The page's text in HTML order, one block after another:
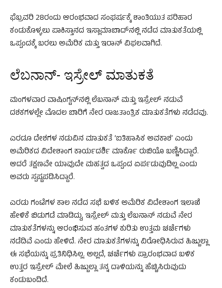
ಫೆಬ್ರವರಿ 28ರಂದು ಆರಂಭವಾದ ಸಂಘರ್ಷಕ್ಕೆ ಶಾಂತಿಯುತ ಪರಿಹಾರ
ಕಂಡುಕೊಳ್ಳಲು ಪಾಕಿಸ್ತಾನದ ಇಸ್ಲಾಮಾಬಾದ್‌ನಲ್ಲಿ ನಡೆದ ಮಾತುಕತೆಯಲ್ಲಿ
ಒಪ್ಪಂದಕ್ಕೆ ಬರಲು ಅಮೆರಿಕ ಮತ್ತು ಇರಾನ್ ವಿಫಲವಾಗಿದೆ.
ಲೆಬನಾನ್- ಇಸ್ರೇಲ್ ಮಾತುಕತೆ
ಮಂಗಳವಾರ ವಾಷಿಂಗ್ಟನ್‌ನಲ್ಲಿ ಲೆಬನಾನ್ ಮತ್ತು ಇಸ್ರೇಲ್ ನಡುವೆ
ದಶಕಗಳಲ್ಲೇ ಮೊದಲ ಬಾರಿಗೆ ನೇರ ರಾಜತಾಂತ್ರಿಕ ಮಾತುಕತೆಗಳು ನಡೆದವು.
ಎರಡೂ ದೇಶಗಳ ನಡುವಿನ ಮಾತುಕತೆ ‘ಐತಿಹಾಸಿಕ ಅವಕಾಶ’ ಎಂದು
ಅಮೆರಿಕದ ವಿದೇಶಾಂಗ ಕಾರ್ಯದರ್ಶಿ ಮಾರ್ಕೊ ರುಬಿಯೊ ಬಣ್ಣಿಸಿದ್ದಾರೆ.
ಆದರೆ ತಕ್ಷಣವೇ ಯಾವುದೇ ಮಹತ್ವದ ಒಪ್ಪಂದ ಏರ್ಪಡುವುದಿಲ್ಲ ಎಂದು
ಅವರು ಸ್ಪಷ್ಟಪಡಿಸಿದ್ದಾರೆ.
ಎರಡು ಗಂಟೆಗಳ ಕಾಲ ನಡೆದ ಸಭೆ ಬಳಿಕ ಅಮೆರಿಕ ವಿದೇಶಾಂಗ ಇಲಾಖೆ
ಹೇಳಿಕೆ ಬಿಡುಗಡೆ ಮಾಡಿದ್ದು, ಇಸ್ರೇಲ್ ಮತ್ತು ಲೆಬನಾನ್ ನಡುವೆ ನೇರ
ಮಾತುಕತೆಗಳನ್ನು ಆರಂಭಿಸುವ ಹಂತಗಳ ಕುರಿತು ಉತ್ತಮ ಚರ್ಚೆಗಳು
ನಡೆದಿವೆ ಎಂದು ಹೇಳಿದೆ. ನೇರ ಮಾತುಕತೆಗಳನ್ನು ವಿರೋಧಿಸಿರುವ ಹಿಜ್ಬುಲ್ಲಾ
ಈ ಸಭೆಯನ್ನು ಪ್ರತಿನಿಧಿಸಿಲ್ಲ. ಅಲ್ಲದೆ, ಚರ್ಚೆಗಳು ಪ್ರಾರಂಭವಾದ ಬಳಿಕ
ಉತ್ತರ ಇಸ್ರೇಲ್ ಮೇಲೆ ಹಿಜ್ಬುಲ್ಲಾ ತನ್ನ ದಾಳಿಯನ್ನು ಹೆಚ್ಚಿಸಿರುವುದು
ಕಂಡುಬಂದಿದೆ.